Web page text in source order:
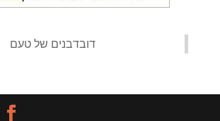
‏דובדבנים של טעם‏